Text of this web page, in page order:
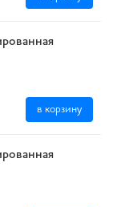
в корзину